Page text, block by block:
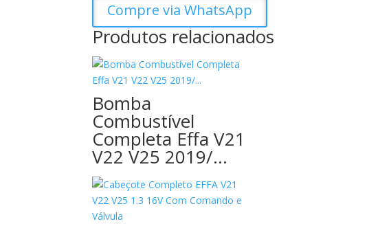
Compre via WhatsApp
Produtos relacionados
Bomba
Combustível
Completa Effa V21
V22 V25 2019/…